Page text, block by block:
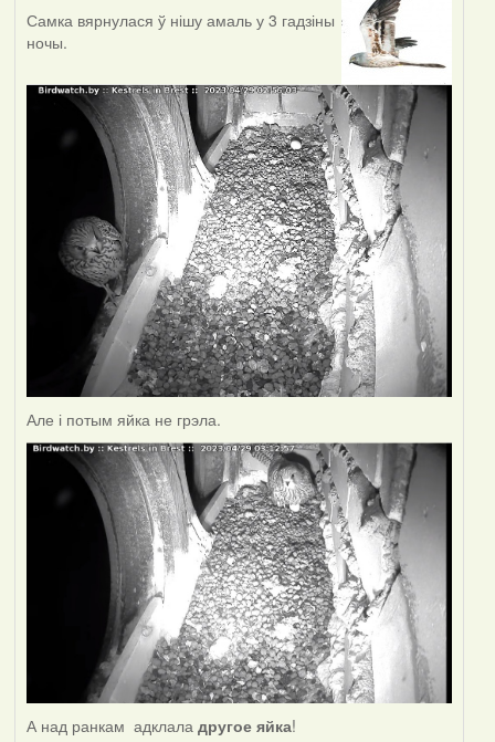
Самка вярнулася ў нішу амаль у 3 гадзіны
ночы.
Але і потым яйка не грэла.
А над ранкам адклала другое яйка!